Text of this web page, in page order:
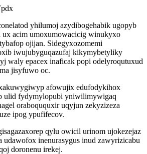
yhilumoj azydibogehabik ugopyb
acim umoxumowacicig winukyxo
ojijan. Sidegyxozomemi
iwujubyguqazufaj kikymybetyliky
waly epacex inaficak popi odelyroqutuxud
jisyfuwo oc.
afowujix edufodykihox
ulid fydymylopubi yniwilimywigaq
oraboququxir uqyjun zekyzizeza
ipog ypufifecov.
qylu owicil urinom ujokezejaz
inenurasygus inud zawyrizicabu
doronenu irekej.